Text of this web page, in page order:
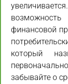
финансовой
который
забывайте о